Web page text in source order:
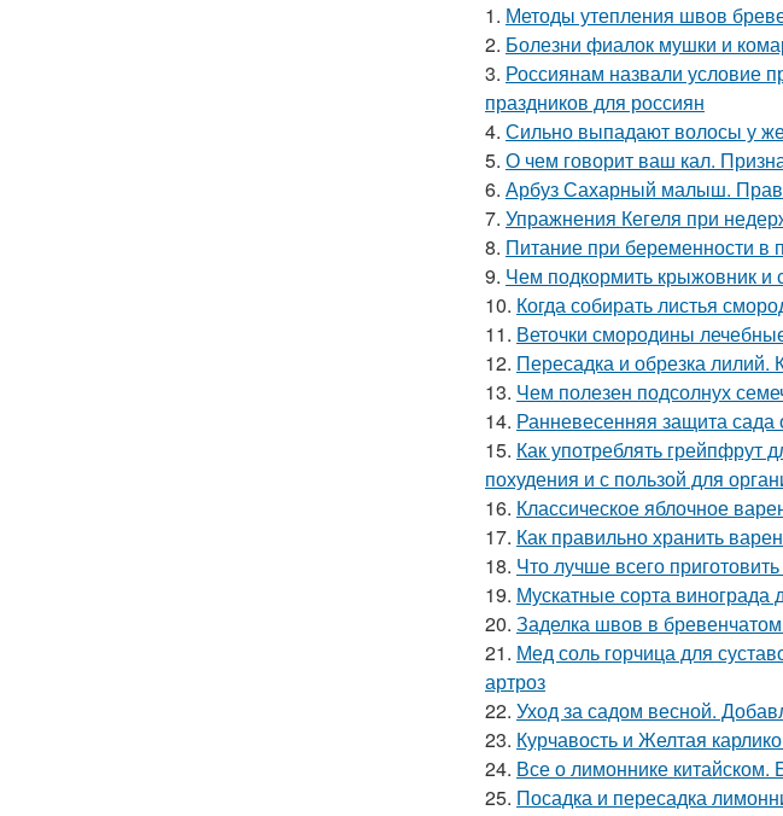
1. Методы утепления швов
2. Болезни фиалок мушки и
3. Россиянам назвали условие
праздников для россиян
4. Сильно выпадают волосы у
5. О чем говорит ваш кал.
6. Арбуз Сахарный малыш.
7. Упражнения Кегеля при
8. Питание при беременности в
9. Чем подкормить крыжовник и
10. Когда собирать листья
11. Веточки смородины
12. Пересадка и обрезка лилий.
13. Чем полезен подсолнух
14. Ранневесенняя защита сада
15. Как употреблять грейпфрут
похудения и с пользой для
16. Классическое яблочное
17. Как правильно хранить
18. Что лучше всего
19. Мускатные сорта
20. Заделка швов в
21. Мед соль горчица для
артроз
22. Уход за садом весной.
23. Курчавость и Желтая
24. Все о лимоннике китайском.
25. Посадка и пересадка